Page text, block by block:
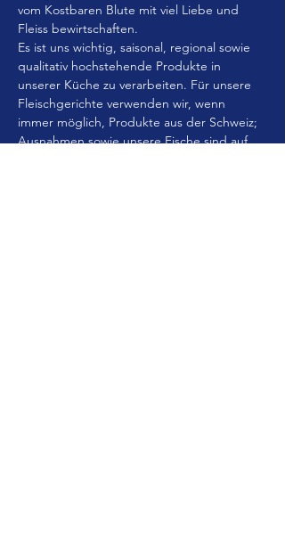
vom Kostbaren Blute mit viel Liebe und
Fleiss bewirtschaften.
Es ist uns wichtig, saisonal, regional sowie
qualitativ hochstehende Produkte in
unserer Küche zu verarbeiten. Für unsere
Fleischgerichte verwenden wir, wenn
immer möglich, Produkte aus der Schweiz;
Ausnahmen sowie unsere Fische sind auf